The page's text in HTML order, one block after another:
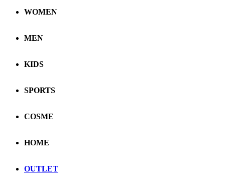
WOMEN
MEN
KIDS
SPORTS
COSME
HOME
OUTLET